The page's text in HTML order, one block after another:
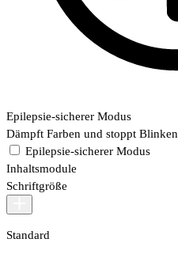
Epilepsie-sicherer Modus
Dämpft Farben und stoppt Blinken
Epilepsie-sicherer Modus
Inhaltsmodule
Schriftgröße
Standard